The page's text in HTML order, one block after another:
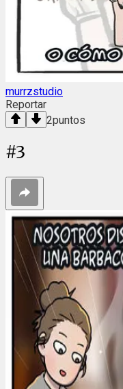
murrzstudio
Reportar
2puntos
#3